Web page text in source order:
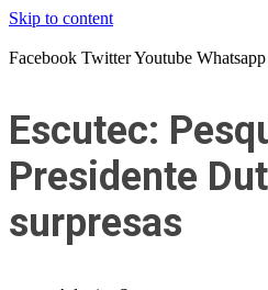
Skip to content
Facebook TwitterYoutube Whatsapp
Escutec:
Presidente
surpresas